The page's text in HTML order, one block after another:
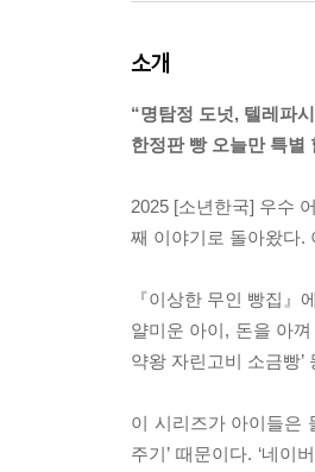
소개
“명탐정 도넛, 텔레파
한정판 빵 오늘만 특별
2025 [소년한국] 우수
째 이야기로 돌아왔다.
『이상한 무인 빵집
얄미운 아이, 돈을 아껴
약왕 자린고비 소금빵
이 시리즈가 아이들은
주기’ 때문이다. ‘네